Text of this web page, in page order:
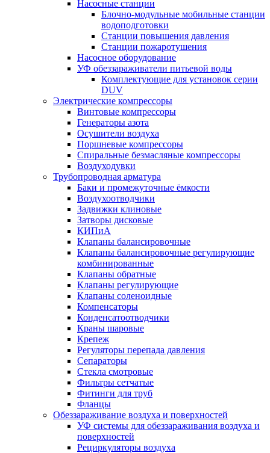
Насосные станции
Блочно-модульные мобильные станции
водоподготовки
Станции повышения давления
Станции пожаротушения
Насосное оборудование
УФ обеззараживатели питьевой воды
Комплектующие для установок серии
DUV
Электрические компрессоры
Винтовые компрессоры
Генераторы азота
Осушители воздуха
Поршневые компрессоры
Спиральные безмасляные компрессоры
Воздуходувки
Трубопроводная арматура
Баки и промежуточные ёмкости
Воздухоотводчики
Задвижки клиновые
Затворы дисковые
КИПиА
Клапаны балансировочные
Клапаны балансировочные регулирующие
комбинированные
Клапаны обратные
Клапаны регулирующие
Клапаны соленоидные
Компенсаторы
Конденсатоотводчики
Краны шаровые
Крепеж
Регуляторы перепада давления
Сепараторы
Стекла смотровые
Фильтры сетчатые
Фитинги для труб
Фланцы
Обеззараживание воздуха и поверхностей
УФ системы для обеззараживания воздуха и
поверхностей
Рециркуляторы воздуха